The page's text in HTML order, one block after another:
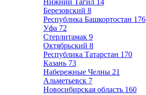
Нижний Тагил 14
Березовский 8
Республика Башкортостан 176
Уфа 72
Стерлитамак 9
Октябрьский 8
Республика Татарстан 170
Казань 73
Набережные Челны 21
Альметьевск 7
Новосибирская область 160